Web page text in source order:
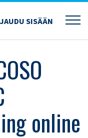
SISÄÄN
ERM OR COSO IC
online